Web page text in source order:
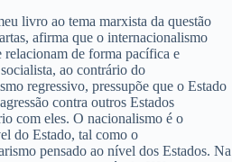
livro ao tema marxista da questão
afirma que o internacionalismo
relacionam de forma pacífica e
ao contrário do
regressivo, pressupõe que o Estado
contra outros Estados
com eles. O nacionalismo é o
do Estado, tal como o
pensado ao nível dos Estados. Na